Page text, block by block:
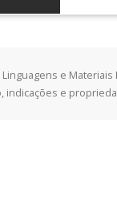
e Materiais
indicações e